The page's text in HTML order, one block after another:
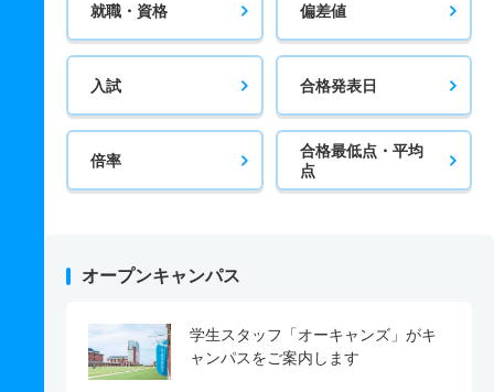
就職・資格 偏差値
入試 合格発表日
倍率
合格最低点・平均
点
オープンキャンパス
学生スタッフ「オーキャンズ」がキ
ャンパスをご案内します